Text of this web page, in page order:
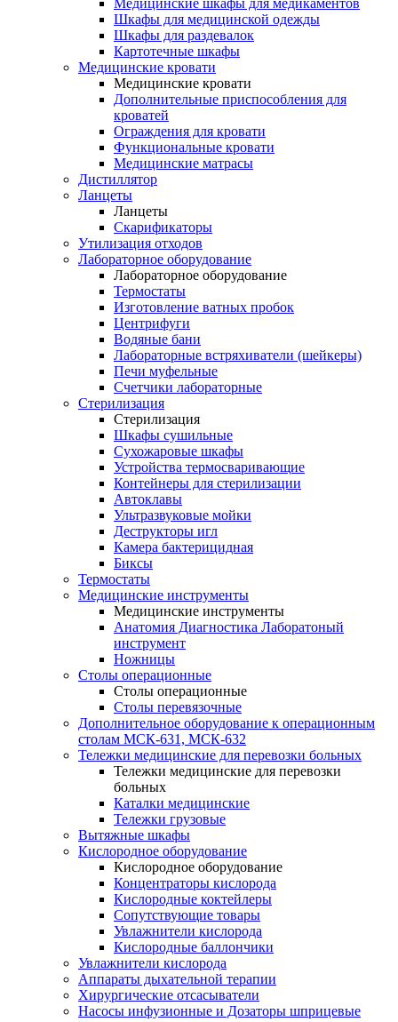
Медицинские шкафы для медикаментов
Шкафы для медицинской одежды
Шкафы для раздевалок
Картотечные шкафы
Медицинские кровати
Медицинские кровати
Дополнительные приспособления для
кроватей
Ограждения для кровати
Функциональные кровати
Медицинские матрасы
Дистиллятор
Ланцеты
Ланцеты
Скарификаторы
Утилизация отходов
Лабораторное оборудование
Лабораторное оборудование
Термостаты
Изготовление ватных пробок
Центрифуги
Водяные бани
Лабораторные встряхиватели (шейкеры)
Печи муфельные
Счетчики лабораторные
Стерилизация
Стерилизация
Шкафы сушильные
Сухожаровые шкафы
Устройства термосваривающие
Контейнеры для стерилизации
Автоклавы
Ультразвуковые мойки
Деструкторы игл
Камера бактерицидная
Биксы
Термостаты
Медицинские инструменты
Медицинские инструменты
Анатомия Диагностика Лаборатоный
инструмент
Ножницы
Столы операционные
Столы операционные
Столы перевязочные
Дополнительное оборудование к операционным
столам МСК-631, МСК-632
Тележки медицинские для перевозки больных
Тележки медицинские для перевозки
больных
Каталки медицинские
Тележки грузовые
Вытяжные шкафы
Кислородное оборудование
Кислородное оборудование
Концентраторы кислорода
Кислородные коктейлеры
Сопутствующие товары
Увлажнители кислорода
Кислородные баллончики
Увлажнители кислорода
Аппараты дыхательной терапии
Хирургические отсасыватели
Насосы инфузионные и Дозаторы шприцевые